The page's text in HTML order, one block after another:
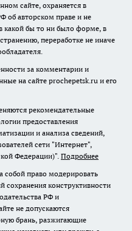
сайте, охраняется в
об авторском праве и не
какой бы то ни было форме, в
переработке не иначе
за комментарии и
на сайте prochepetsk.ru и его
рекомендательные
предоставления
и анализа сведений,
сети "Интернет",
Федерации)". Подробнее
собой право модерировать
сохранения конструктивности
РФ и
не допускаются
брань, разжигающие